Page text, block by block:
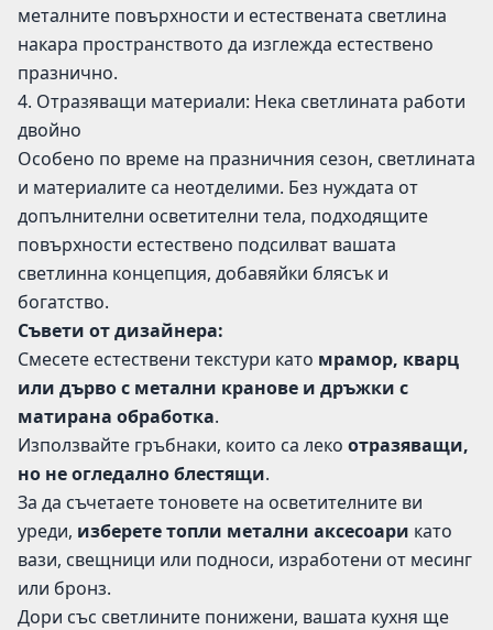
металните повърхности и естествената светлина
накара пространството да изглежда естествено
празнично.
4. Отразяващи материали: Нека светлината работи
двойно
Особено по време на празничния сезон, светлината
и материалите са неотделими. Без нуждата от
допълнителни осветителни тела, подходящите
повърхности естествено подсилват вашата
светлинна концепция, добавяйки блясък и
богатство.
Съвети от дизайнера:
Смесете естествени текстури като мрамор, кварц
или дърво с метални кранове и дръжки с
матирана обработка.
Използвайте гръбнаки, които са леко отразяващи,
но не огледално блестящи.
За да съчетаете тоновете на осветителните ви
уреди, изберете топли метални аксесоари като
вази, свещници или подноси, изработени от месинг
или бронз.
Дори със светлините понижени, вашата кухня ще